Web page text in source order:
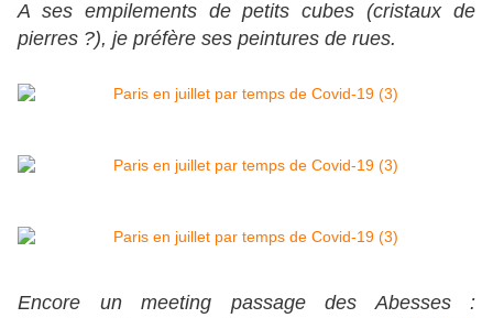
A ses empilements de petits cubes (cristaux de
pierres ?), je préfère ses peintures de rues.
Encore un meeting passage des Abesses :